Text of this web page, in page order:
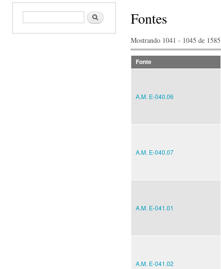
Search form Search Fontes
Mostrando 1041 - 1045 de 1585
Fonte
A.M. E-040.06
A.M. E-040.07
A.M. E-041.01
A.M. E-041.02